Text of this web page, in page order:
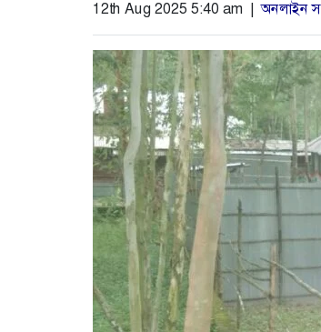
12th Aug 2025 5:40 am |অনলাইন